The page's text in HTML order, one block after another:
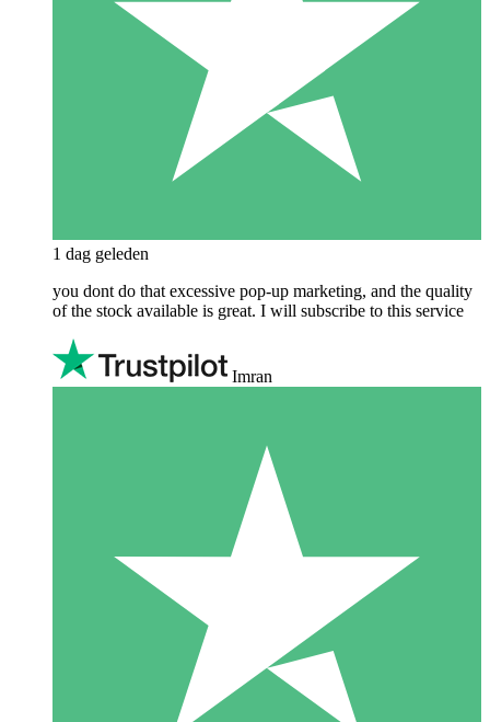
1 dag geleden
you dont do that excessive pop-up marketing, and the quality
of the stock available is great. I will subscribe to this service
Imran